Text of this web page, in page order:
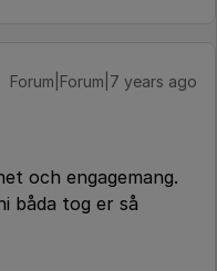
Forum|Forum|7 years ago
och engagemang.
båda tog er så